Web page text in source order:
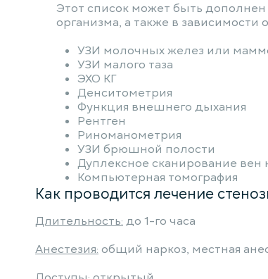
Этот список может быть
организма, а также в зависимости
УЗИ молочных желез или
УЗИ малого таза
ЭХО КГ
Денситометрия
Функция внешнего дыхания
Рентген
Риноманометрия
УЗИ брюшной полости
Дуплексное сканирование вен
Компьютерная томография
Как проводится лечение
Длительность: до 1-го часа
Анестезия: общий наркоз, местная